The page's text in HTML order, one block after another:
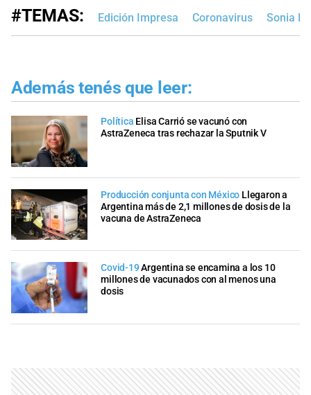
#TEMAS: Edición Impresa Coronavirus Sonia
Además tenés que leer:
Política Elisa Carrió se vacunó con
AstraZeneca tras rechazar la Sputnik V
Producción conjunta con México Llegaron a
Argentina más de 2,1 millones de dosis de la
vacuna de AstraZeneca
Covid-19Argentina se encamina a los 10
millones de vacunados con al menos una
dosis